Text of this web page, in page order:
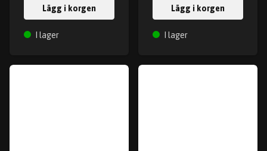
Lägg i korgen
I lager
Lägg i korgen
I lager